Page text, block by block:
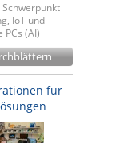
IoT und
PCs (AI)
für